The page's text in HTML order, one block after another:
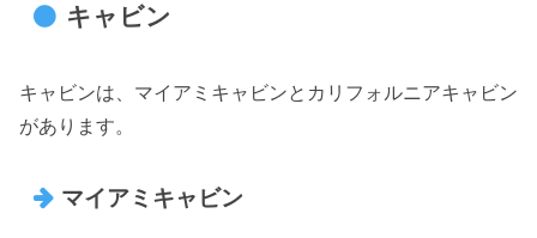
キャビン
キャビンは、マイアミキャビンとカリフォルニアキャビン
があります。
マイアミキャビン